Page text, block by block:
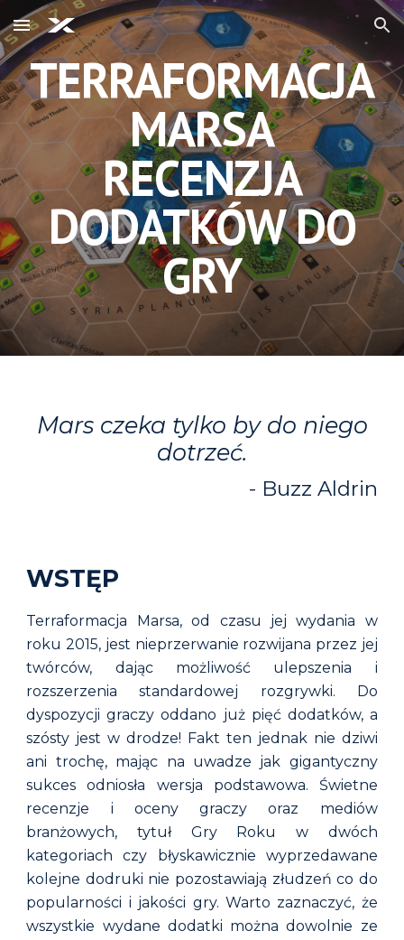
Skip to main content Skip to navigation
TERRAFORMACJA
MARSA
RECENZJA
DODATKÓW DO
GRY
Mars czeka tylko by do niego
dotrzeć.
- Buzz Aldrin
WSTĘP
Terraformacja Marsa, od czasu jej wydania w
roku 2015, jest nieprzerwanie rozwijana przez jej
twórców, dając możliwość ulepszenia i
rozszerzenia standardowej rozgrywki. Do
dyspozycji graczy oddano już pięć dodatków, a
szósty jest w drodze! Fakt ten jednak nie dziwi
ani trochę, mając na uwadze jak gigantyczny
sukces odniosła wersja podstawowa. Świetne
recenzje i oceny graczy oraz mediów
branżowych, tytuł Gry Roku w dwóch
kategoriach czy błyskawicznie wyprzedawane
kolejne dodruki nie pozostawiają złudzeń co do
popularności i jakości gry. Warto zaznaczyć, że
wszystkie wydane dodatki można dowolnie ze